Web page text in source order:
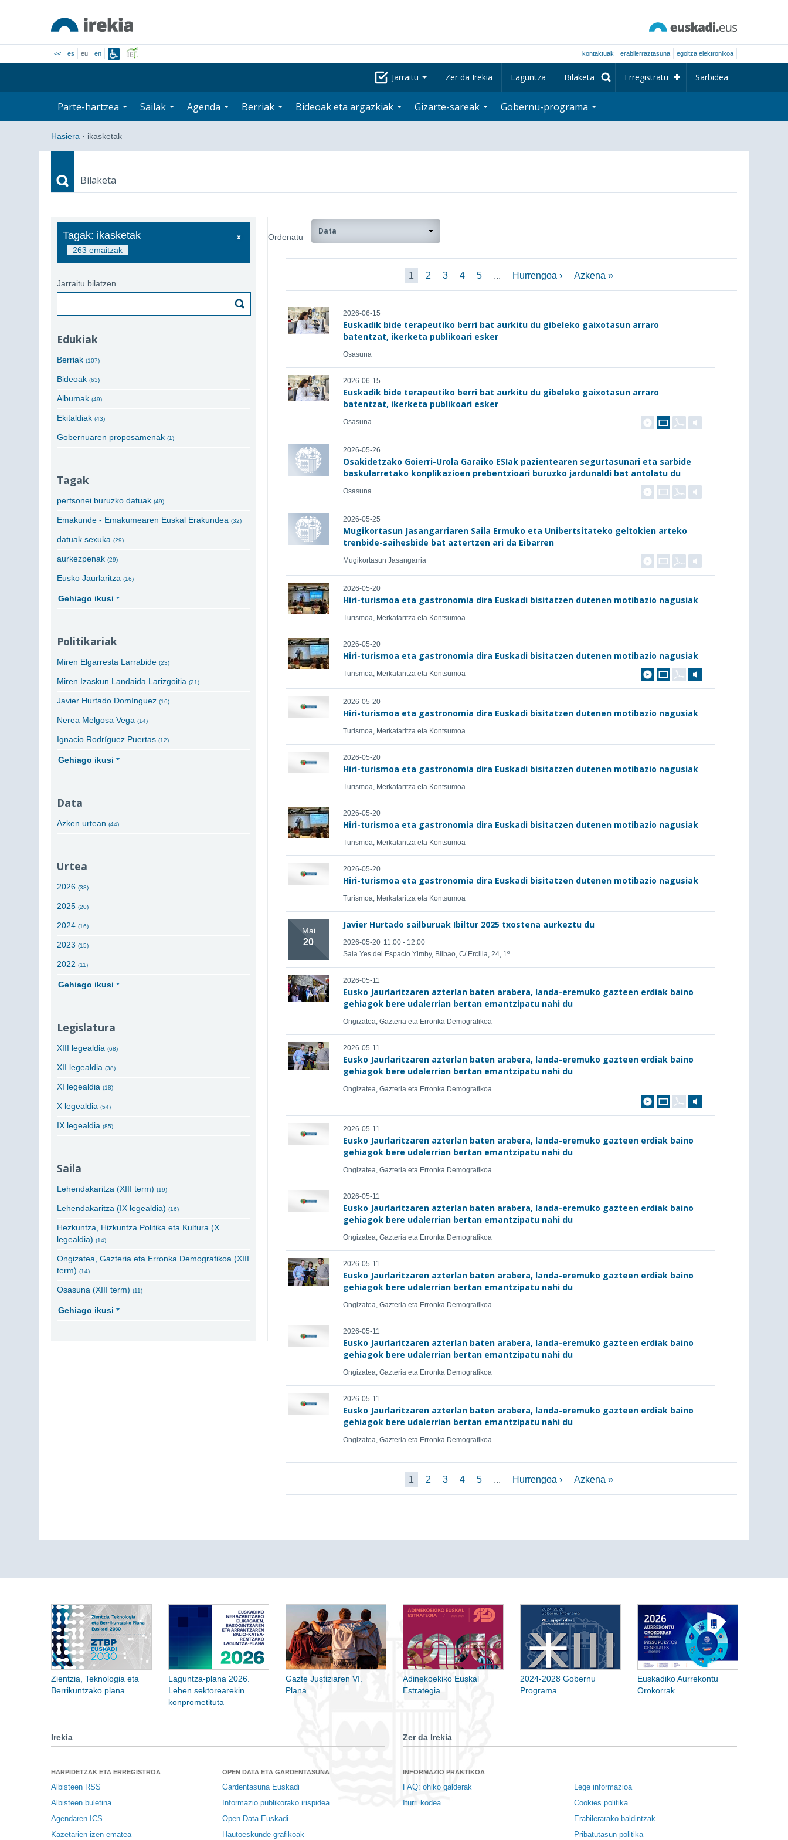
<< es eu en kontaktuak erabilerraztasuna egoitza elektronikoa
Jarraitu Zer da Irekia Laguntza Bilaketa Erregistratu Sarbidea
Parte-hartzea Sailak Agenda Berriak Bideoak eta argazkiak Gizarte-sareak Gobernu-programa
Hasiera · ikasketak
Bilaketa
Bilaketa
Tagak: ikasketak
263 emaitzak
Jarraitu bilatzen...
Edukiak
Berriak(107)
Bideoak(63)
Albumak(49)
Ekitaldiak(43)
Gobernuaren proposamenak(1)
Tagak
pertsonei buruzko datuak(49)
Emakunde - Emakumearen Euskal Erakundea(32)
datuak sexuka(29)
aurkezpenak(29)
Eusko Jaurlaritza(16)
Gehiago ikusi
Politikariak
Miren Elgarresta Larrabide(23)
Miren Izaskun Landaida Larizgoitia(21)
Javier Hurtado Domínguez(16)
Nerea Melgosa Vega(14)
Ignacio Rodríguez Puertas(12)
Gehiago ikusi
Data
Azken urtean(44)
Urtea
2026(38)
2025(20)
2024(16)
2023(15)
2022(11)
Gehiago ikusi
Legislatura
XIII legealdia(68)
XII legealdia(38)
XI legealdia(18)
X legealdia(54)
IX legealdia(85)
Saila
Lehendakaritza (XIII term)(19)
Lehendakaritza (IX legealdia)(16)
Hezkuntza, Hizkuntza Politika eta Kultura (X
legealdia)(14)
Ongizatea, Gazteria eta Erronka Demografikoa (XIII
term)(14)
Osasuna (XIII term)(11)
Gehiago ikusi
Ordenatu
Data
1 2 3 4 5 ... Hurrengoa › Azkena »
2026-06-15
Euskadik bide terapeutiko berri bat aurkitu du gibeleko gaixotasun arraro
batentzat, ikerketa publikoari esker
Osasuna
2026-06-15
Euskadik bide terapeutiko berri bat aurkitu du gibeleko gaixotasun arraro
batentzat, ikerketa publikoari esker
Osasuna
2026-05-26
Osakidetzako Goierri-Urola Garaiko ESIak pazientearen segurtasunari eta sarbide
baskularretako konplikazioen prebentzioari buruzko jardunaldi bat antolatu du
Osasuna
2026-05-25
Mugikortasun Jasangarriaren Saila Ermuko eta Unibertsitateko geltokien arteko
trenbide-saihesbide bat aztertzen ari da Eibarren
Mugikortasun Jasangarria
2026-05-20
Hiri-turismoa eta gastronomia dira Euskadi bisitatzen dutenen motibazio nagusiak
Turismoa, Merkataritza eta Kontsumoa
2026-05-20
Hiri-turismoa eta gastronomia dira Euskadi bisitatzen dutenen motibazio nagusiak
Turismoa, Merkataritza eta Kontsumoa
2026-05-20
Hiri-turismoa eta gastronomia dira Euskadi bisitatzen dutenen motibazio nagusiak
Turismoa, Merkataritza eta Kontsumoa
2026-05-20
Hiri-turismoa eta gastronomia dira Euskadi bisitatzen dutenen motibazio nagusiak
Turismoa, Merkataritza eta Kontsumoa
2026-05-20
Hiri-turismoa eta gastronomia dira Euskadi bisitatzen dutenen motibazio nagusiak
Turismoa, Merkataritza eta Kontsumoa
2026-05-20
Hiri-turismoa eta gastronomia dira Euskadi bisitatzen dutenen motibazio nagusiak
Turismoa, Merkataritza eta Kontsumoa
Mai
20
Javier Hurtado sailburuak Ibiltur 2025 txostena aurkeztu du
2026-05-20 11:00 - 12:00
Sala Yes del Espacio Yimby, Bilbao, C/ Ercilla, 24, 1º
2026-05-11
Eusko Jaurlaritzaren azterlan baten arabera, landa-eremuko gazteen erdiak baino
gehiagok bere udalerrian bertan emantzipatu nahi du
Ongizatea, Gazteria eta Erronka Demografikoa
2026-05-11
Eusko Jaurlaritzaren azterlan baten arabera, landa-eremuko gazteen erdiak baino
gehiagok bere udalerrian bertan emantzipatu nahi du
Ongizatea, Gazteria eta Erronka Demografikoa
2026-05-11
Eusko Jaurlaritzaren azterlan baten arabera, landa-eremuko gazteen erdiak baino
gehiagok bere udalerrian bertan emantzipatu nahi du
Ongizatea, Gazteria eta Erronka Demografikoa
2026-05-11
Eusko Jaurlaritzaren azterlan baten arabera, landa-eremuko gazteen erdiak baino
gehiagok bere udalerrian bertan emantzipatu nahi du
Ongizatea, Gazteria eta Erronka Demografikoa
2026-05-11
Eusko Jaurlaritzaren azterlan baten arabera, landa-eremuko gazteen erdiak baino
gehiagok bere udalerrian bertan emantzipatu nahi du
Ongizatea, Gazteria eta Erronka Demografikoa
2026-05-11
Eusko Jaurlaritzaren azterlan baten arabera, landa-eremuko gazteen erdiak baino
gehiagok bere udalerrian bertan emantzipatu nahi du
Ongizatea, Gazteria eta Erronka Demografikoa
2026-05-11
Eusko Jaurlaritzaren azterlan baten arabera, landa-eremuko gazteen erdiak baino
gehiagok bere udalerrian bertan emantzipatu nahi du
Ongizatea, Gazteria eta Erronka Demografikoa
1 2 3 4 5 ... Hurrengoa › Azkena »
Zientzia, Teknologia eta
Berrikuntzako plana
Laguntza-plana 2026.
Lehen sektorearekin
konprometituta
Gazte Justiziaren VI.
Plana
Adinekoekiko Euskal
Estrategia
2024-2028 Gobernu
Programa
Euskadiko Aurrekontu
Orokorrak
Irekia
HARPIDETZAK ETA ERREGISTROA
Albisteen RSS
Albisteen buletina
Agendaren ICS
Kazetarien izen ematea
OPEN DATA ETA GARDENTASUNA
Gardentasuna Euskadi
Informazio publikorako irispidea
Open Data Euskadi
Hautoeskunde grafikoak
Zer da Irekia
INFORMAZIO PRAKTIKOA
FAQ: ohiko galderak
Iturri kodea
Lege informazioa
Cookies politika
Erabilerarako baldintzak
Pribatutasun politika